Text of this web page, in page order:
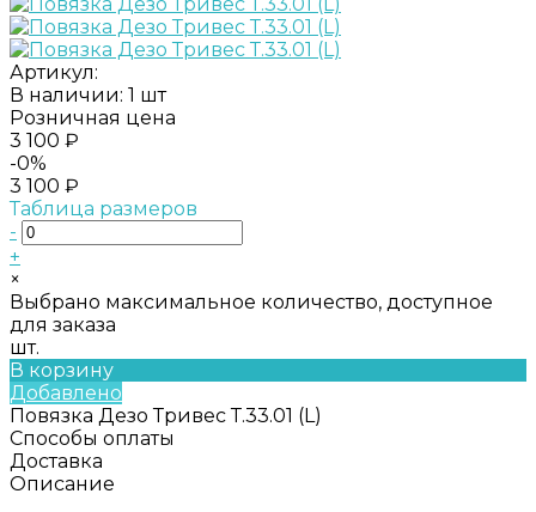
Артикул:
В наличии: 1 шт
Розничная цена
3 100 ₽
-0%
3 100 ₽
Таблица размеров
-
+
×
Выбрано максимальное количество, доступное
для заказа
шт.
В корзину
Добавлено
Повязка Дезо Тривес Т.33.01 (L)
Способы оплаты
Доставка
Описание